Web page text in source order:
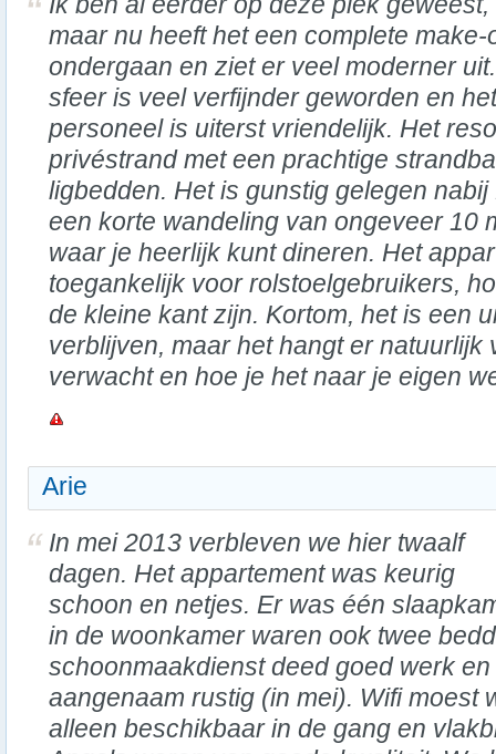
maar nu heeft het een complete make-
ondergaan en ziet er veel moderner
sfeer is veel verfijnder geworden en het
personeel is uiterst vriendelijk. Het
privéstrand met een prachtige
ligbedden. Het is gunstig gelegen
een korte wandeling van ongeveer 10
waar je heerlijk kunt dineren. Het
toegankelijk voor rolstoelgebruikers,
de kleine kant zijn. Kortom, het is een
verblijven, maar het hangt er natuurlijk
verwacht en hoe je het naar je eigen
Arie
In mei 2013 verbleven we hier twaalf
dagen. Het appartement was keurig
schoon en netjes. Er was één
in de woonkamer waren ook twee
schoonmaakdienst deed goed werk
aangenaam rustig (in mei). Wifi moest
alleen beschikbaar in de gang en